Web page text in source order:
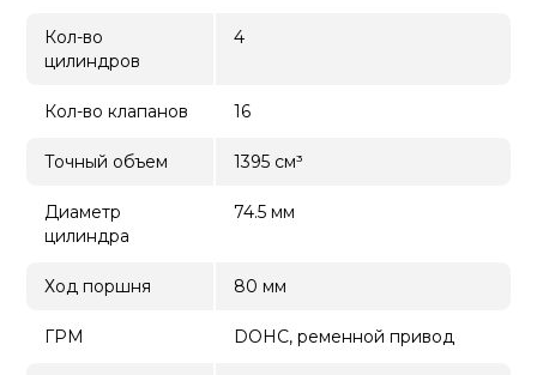
Кол-во
цилиндров
4
Кол-во клапанов 16
Точный объем 1395 см³
Диаметр
цилиндра
74.5 мм
Ход поршня 80 мм
ГРМ DOHC, ременной привод